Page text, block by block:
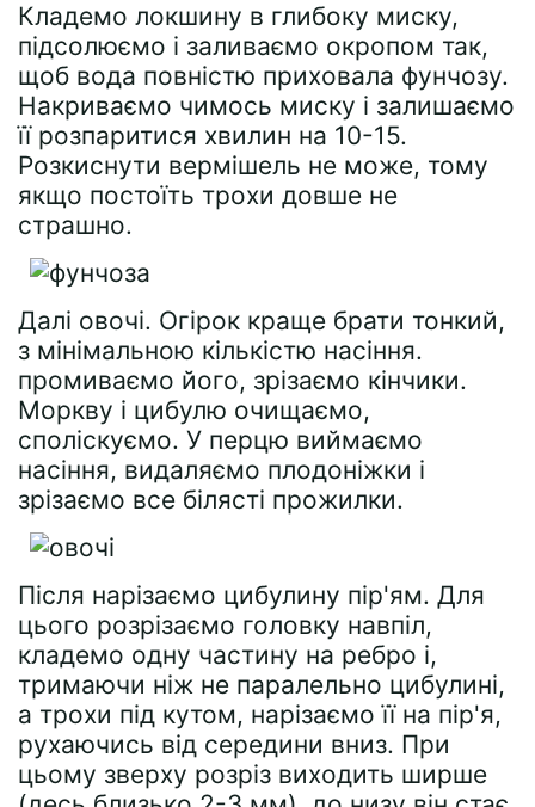
Кладемо локшину в глибоку миску,
підсолюємо і заливаємо окропом так,
щоб вода повністю приховала фунчозу.
Накриваємо чимось миску і залишаємо
її розпаритися хвилин на 10-15.
Розкиснути вермішель не може, тому
якщо постоїть трохи довше не
страшно.
Далі овочі. Огірок краще брати тонкий,
з мінімальною кількістю насіння.
промиваємо його, зрізаємо кінчики.
Моркву і цибулю очищаємо,
споліскуємо. У перцю виймаємо
насіння, видаляємо плодоніжки і
зрізаємо все білясті прожилки.
Після нарізаємо цибулину пір'ям. Для
цього розрізаємо головку навпіл,
кладемо одну частину на ребро і,
тримаючи ніж не паралельно цибулині,
а трохи під кутом, нарізаємо її на пір'я,
рухаючись від середини вниз. При
цьому зверху розріз виходить ширше